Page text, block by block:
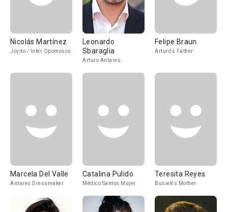
Nicolás Martínez
Jovito / Inter Opomosco
Leonardo
Sbaraglia
Arturo Antares
Felipe Braun
Arturo's Father
Marcela Del Valle
Antares Dressmaker
Catalina Pulido
Médico Santos Mujer
Teresita Reyes
Busiek's Mother